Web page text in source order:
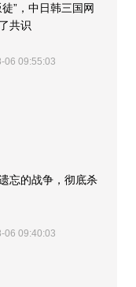
徒”，中日韩三国网
共识
06 09:55:03
忘的战争，彻底杀
06 09:40:03